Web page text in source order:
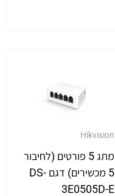
Hikvision
מתג 5 פורטים (לחיבור
5 מכשירים) דגם DS-
3E0505D-E